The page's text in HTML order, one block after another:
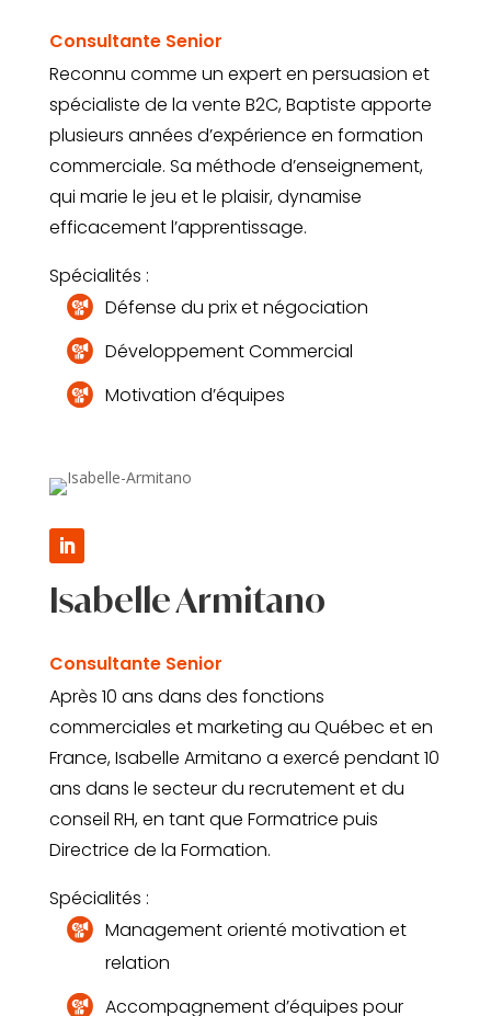
Consultante Senior
Reconnu comme un expert en persuasion et
spécialiste de la vente B2C, Baptiste apporte
plusieurs années d’expérience en formation
commerciale. Sa méthode d’enseignement,
qui marie le jeu et le plaisir, dynamise
efficacement l’apprentissage.
Spécialités :
Défense du prix et négociation
Développement Commercial
Motivation d’équipes
Isabelle Armitano
Consultante Senior
Après 10 ans dans des fonctions
commerciales et marketing au Québec et en
France, Isabelle Armitano a exercé pendant 10
ans dans le secteur du recrutement et du
conseil RH, en tant que Formatrice puis
Directrice de la Formation.
Spécialités :
Management orienté motivation et
relation
Accompagnement d’équipes pour